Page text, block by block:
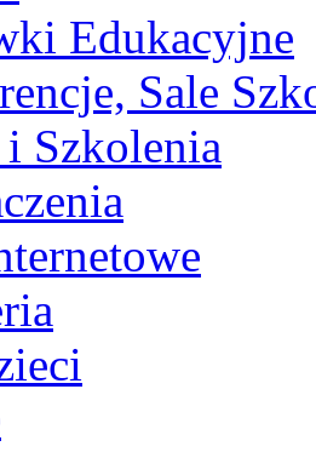
Edukacyjne
Sale
Szkolenia